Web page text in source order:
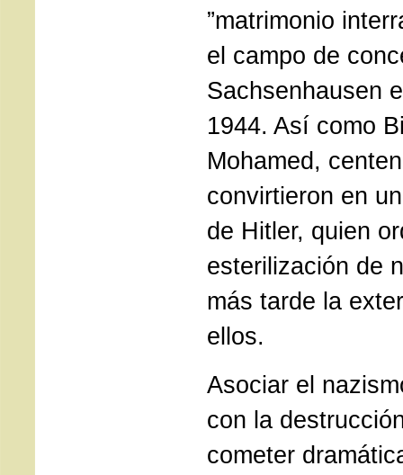
”matrimonio
el campo de
Sachsenhausen
1944. Así como
Mohamed,
convirtieron en
de Hitler, quien
esterilización de
más tarde la
ellos.
Asociar el
con la
cometer